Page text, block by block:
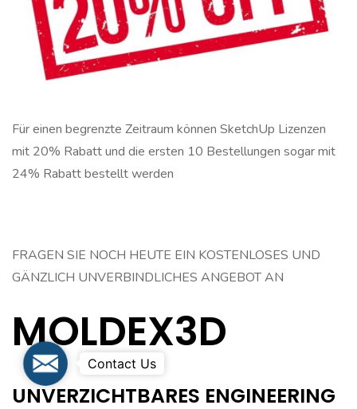
Für einen begrenzte Zeitraum können SketchUp Lizenzen
mit 20% Rabatt und die ersten 10 Bestellungen sogar mit
24% Rabatt bestellt werden
FRAGEN SIE NOCH HEUTE EIN KOSTENLOSES UND
GÄNZLICH UNVERBINDLICHES ANGEBOT AN
MOLDEX3D
UNVERZICHTBARES ENGINEERING
Schreiben Sie uns ...